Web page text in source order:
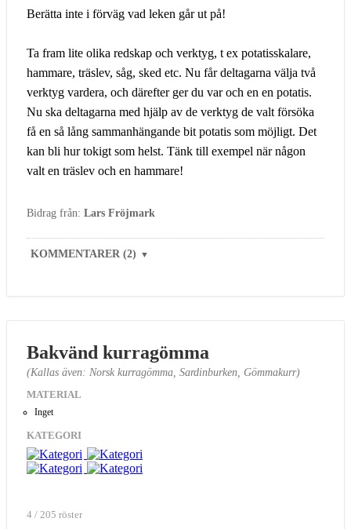
Berätta inte i förväg vad leken går ut på!
Ta fram lite olika redskap och verktyg, t ex potatisskalare,
hammare, träslev, såg, sked etc. Nu får deltagarna välja två
verktyg vardera, och därefter ger du var och en en potatis.
Nu ska deltagarna med hjälp av de verktyg de valt försöka
få en så lång sammanhängande bit potatis som möjligt. Det
kan bli hur tokigt som helst. Tänk till exempel när någon
valt en träslev och en hammare!
Bidrag från: Lars Fröjmark
KOMMENTARER (2) ▼
Bakvänd kurragömma
(Kallas även: Norsk kurragömma, Sardinburken, Gömmakurr)
MATERIAL
Inget
KATEGORI
4 / 205 röster